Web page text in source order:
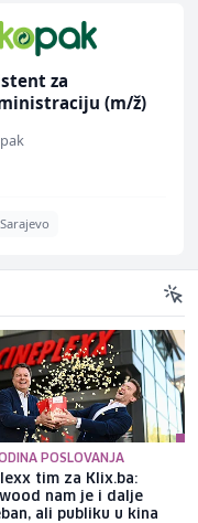
za
(m/ž)
Sarajevo
POSLOVANJA
tim za Klix.ba:
nam je i dalje
ali publiku u kina